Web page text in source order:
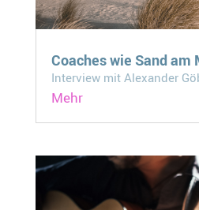
Coaches wie Sand am
Interview mit Alexander
Mehr